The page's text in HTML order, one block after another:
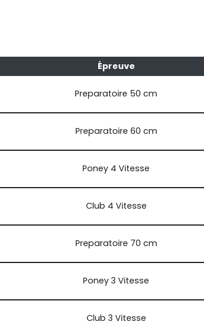
Épreuve
Preparatoire 50 cm
Preparatoire 60 cm
Poney 4 Vitesse
Club 4 Vitesse
Preparatoire 70 cm
Poney 3 Vitesse
Club 3 Vitesse